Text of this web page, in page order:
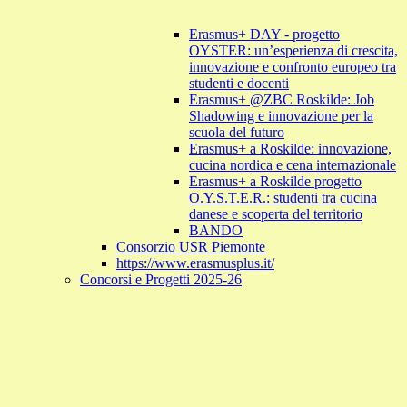
Erasmus+ DAY - progetto
OYSTER: un’esperienza di crescita,
innovazione e confronto europeo tra
studenti e docenti
Erasmus+ @ZBC Roskilde: Job
Shadowing e innovazione per la
scuola del futuro
Erasmus+ a Roskilde: innovazione,
cucina nordica e cena internazionale
Erasmus+ a Roskilde progetto
O.Y.S.T.E.R.: studenti tra cucina
danese e scoperta del territorio
BANDO
Consorzio USR Piemonte
https://www.erasmusplus.it/
Concorsi e Progetti 2025-26